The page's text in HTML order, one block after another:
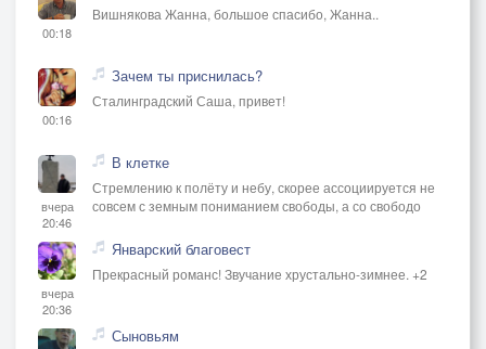
00:18
Вишнякова Жанна, большое спасибо, Жанна..
00:16
Зачем ты приснилась?
Сталинградский Саша, привет!
вчера
20:46
В клетке
Стремлению к полёту и небу, скорее ассоциируется не
совсем с земным пониманием свободы, а со свободо
вчера
20:36
Январский благовест
Прекрасный романс! Звучание хрустально-зимнее. +2
Сыновьям